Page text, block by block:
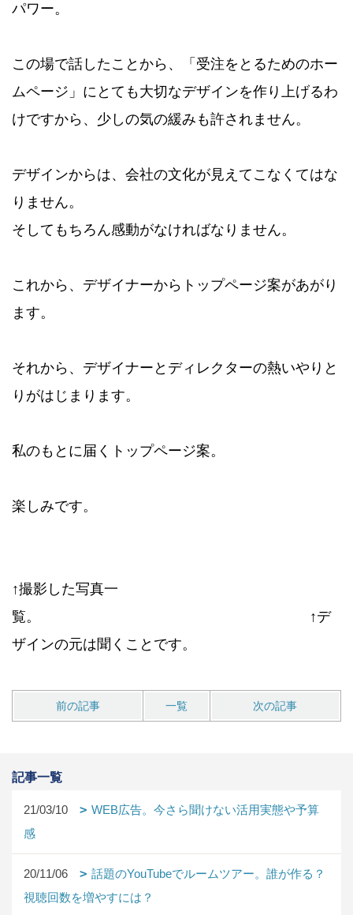
パワー。
この場で話したことから、「受注をとるためのホー
ムページ」にとても大切なデザインを作り上げるわ
けですから、少しの気の緩みも許されません。
デザインからは、会社の文化が見えてこなくてはな
りません。
そしてもちろん感動がなければなりません。
これから、デザイナーからトップページ案があがり
ます。
それから、デザイナーとディレクターの熱いやりと
りがはじまります。
私のもとに届くトップページ案。
楽しみです。
↑撮影した写真一
覧。 ↑デ
ザインの元は聞くことです。
前の記事 一覧 次の記事
記事一覧
21/03/10
WEB広告。今さら聞けない活用実態や予算
感
20/11/06
話題のYouTubeでルームツアー。誰が作る？
視聴回数を増やすには？